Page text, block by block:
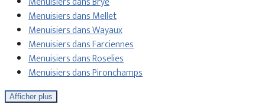
Menuisiers dans Mellet
Menuisiers dans Wayaux
Menuisiers dans Farciennes
Menuisiers dans Roselies
Menuisiers dans Pironchamps
Afficher plus